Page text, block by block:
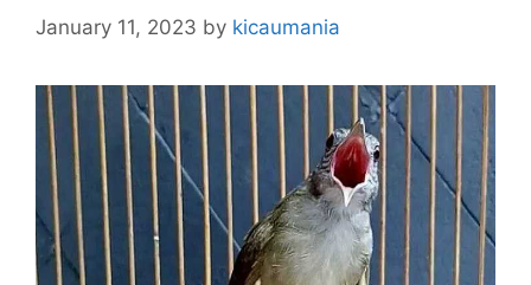
January 11, 2023 by kicaumania